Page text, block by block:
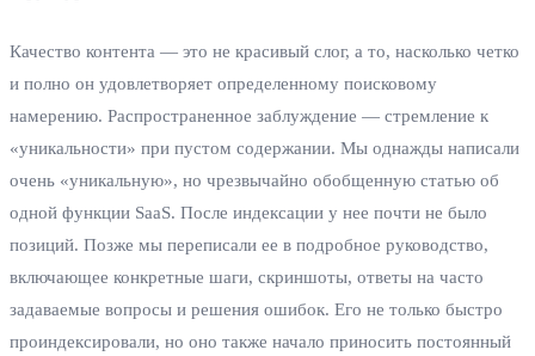
Качество контента — это не красивый слог, а то, насколько четко
и полно он удовлетворяет определенному поисковому
намерению. Распространенное заблуждение — стремление к
«уникальности» при пустом содержании. Мы однажды написали
очень «уникальную», но чрезвычайно обобщенную статью об
одной функции SaaS. После индексации у нее почти не было
позиций. Позже мы переписали ее в подробное руководство,
включающее конкретные шаги, скриншоты, ответы на часто
задаваемые вопросы и решения ошибок. Его не только быстро
проиндексировали, но оно также начало приносить постоянный